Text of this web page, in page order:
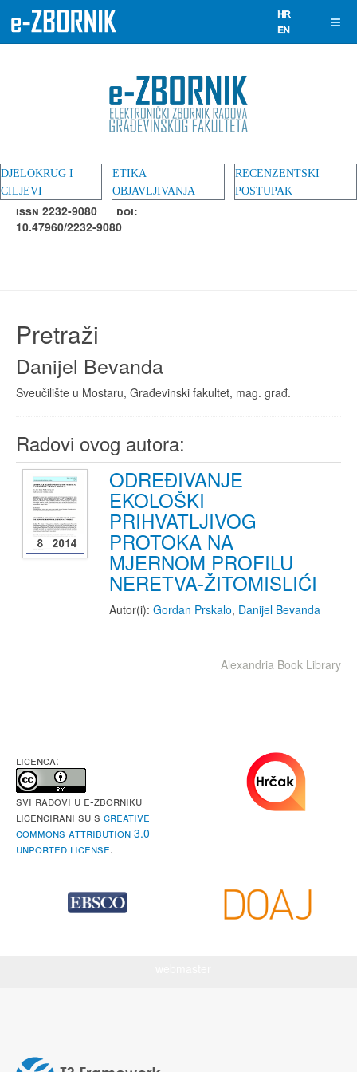
DJELOKRUG I
CILJEVI
ETIKA
OBJAVLJIVANJA
RECENZENTSKI
POSTUPAK
ISSN 2232-9080 DOI:
10.47960/2232-9080
Pretraži
Danijel Bevanda
Sveučilište u Mostaru, Građevinski fakultet, mag. građ.
Radovi ovog autora:
ODREĐIVANJE
EKOLOŠKI
PRIHVATLJIVOG
PROTOKA NA
MJERNOM PROFILU
NERETVA-ŽITOMISLIĆI
Autor(i): Gordan Prskalo, Danijel Bevanda
Alexandria Book Library
LICENCA:
Svi radovi u e-Zborniku
licencirani su s Creative
Commons Attribution 3.0
Unported License.